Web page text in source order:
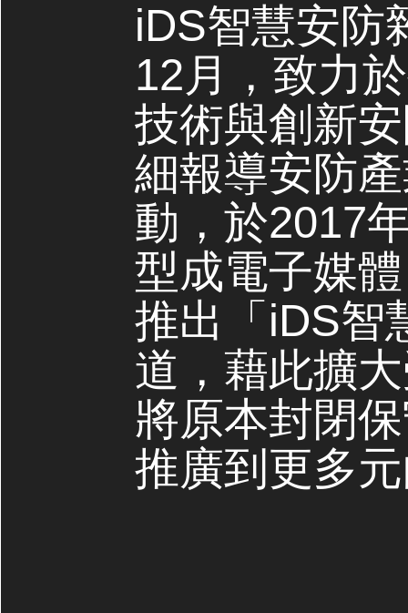
iDS智慧安防
12月，致力
技術與創新
細報導安防
動，於2017
型成電子媒
推出「iDS智
道，藉此擴
將原本封閉
推廣到更多